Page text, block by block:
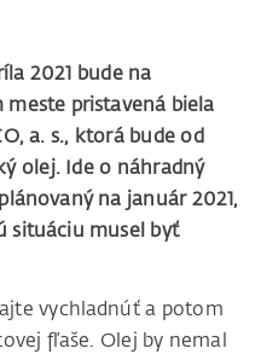
2021 bude na
pristavená biela
a. s., ktorá bude od
olej. Ide o náhradný
na január 2021,
situáciu musel byť
vychladnúť a potom
fľaše. Olej by nemal